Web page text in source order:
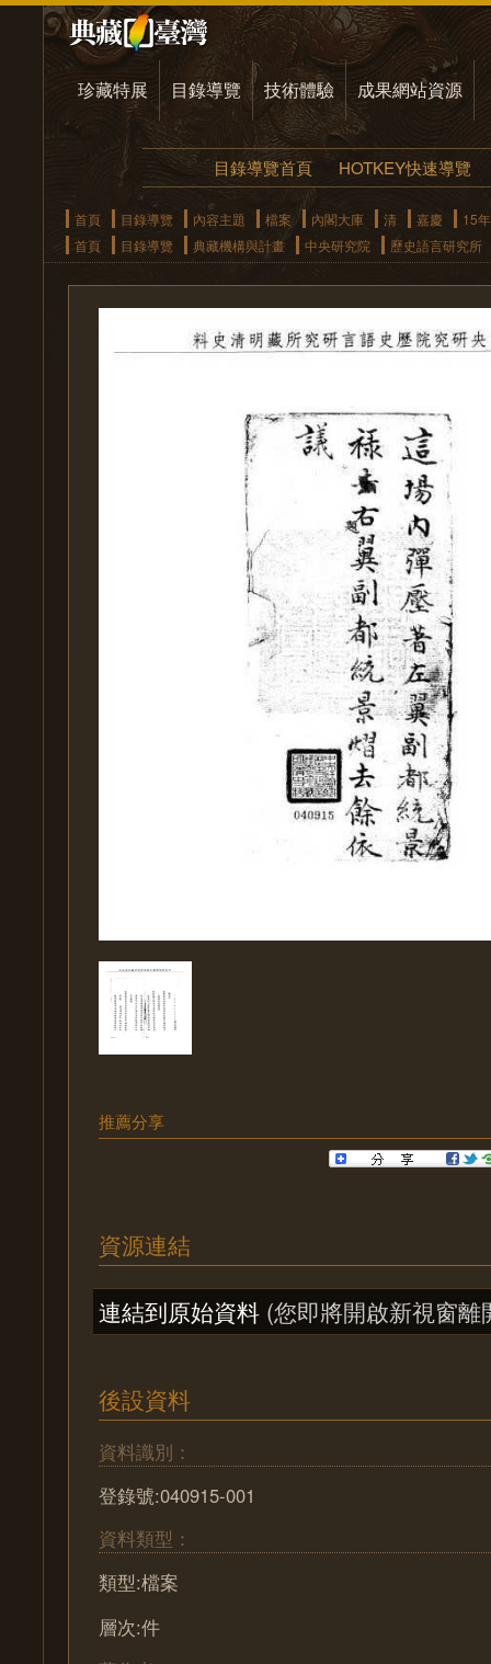
珍藏特展 目錄導覽 技術體驗 成果網站資源
目錄導覽首頁 HOTKEY快速導覽
首頁 目錄導覽 內容主題 檔案 內閣大庫 清 嘉慶
15年
首頁
目錄導覽 典藏機構與計畫 中央研究院 歷史語言研究所
推薦分享
資源連結
連結到原始資料 (您即將開啟新視窗離
後設資料
資料識別：
登錄號:040915-001
資料類型：
類型:檔案
層次:件